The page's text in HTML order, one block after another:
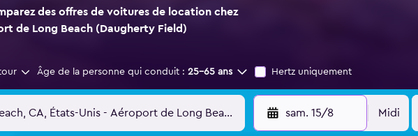
des offres de voitures de location chez
de Long Beach (Daugherty Field)
Âge de la personne qui conduit : 25-65 ans Hertz uniquement
sam. 15/8 Midi